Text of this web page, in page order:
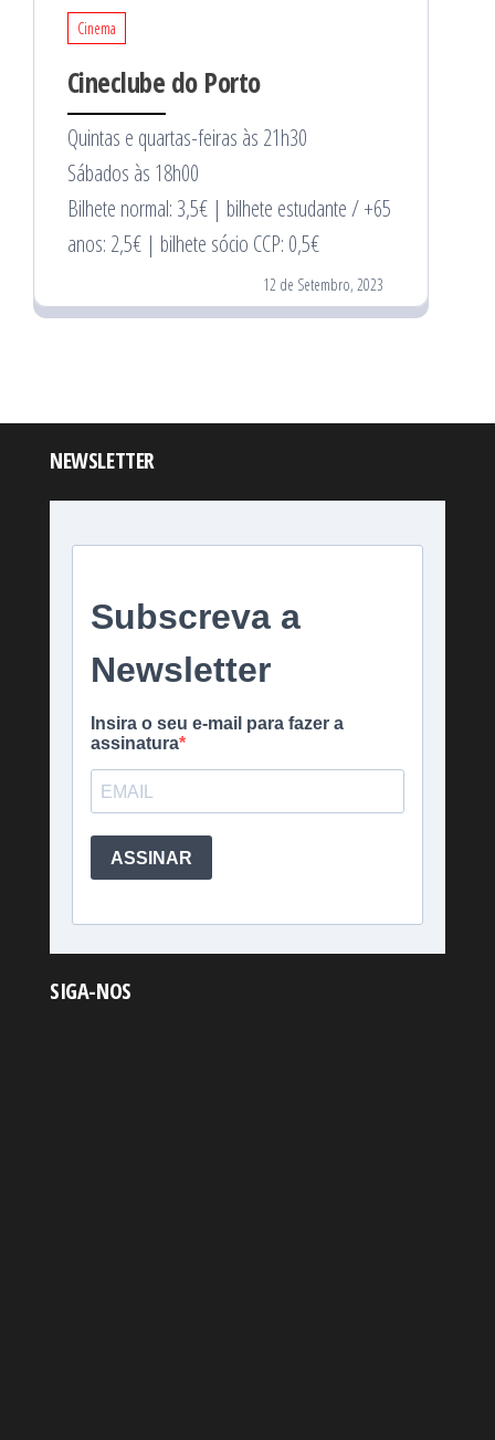
Cinema
Cineclube do Porto
Quintas e quartas-feiras às 21h30
Sábados às 18h00
Bilhete normal: 3,5€ | bilhete estudante / +65
anos: 2,5€ | bilhete sócio CCP: 0,5€
12 de Setembro, 2023
NEWSLETTER
SIGA-NOS